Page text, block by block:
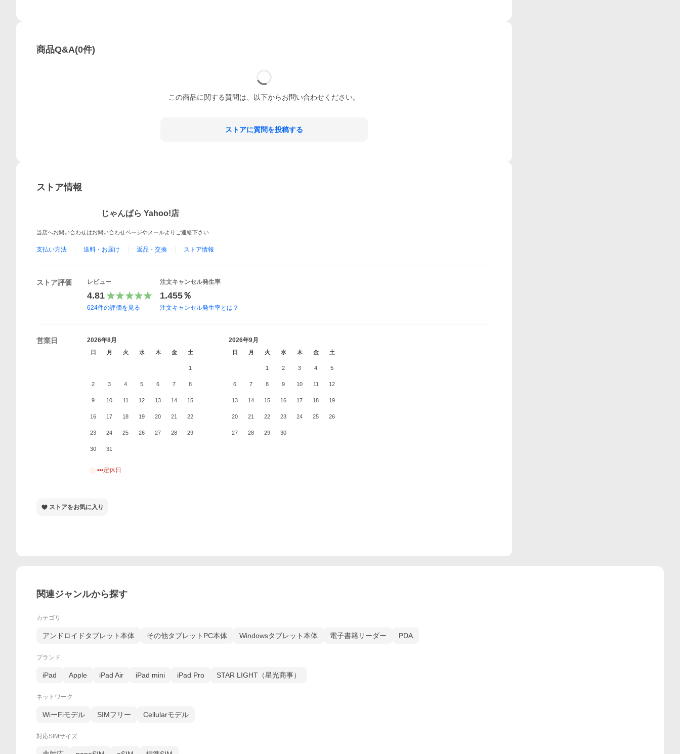
商品Q&A(0件)
この商品に関する質問は、以下からお問い合わせください。
ストアに質問を投稿する
ストア情報
じゃんぱら Yahoo!店
当店へお問い合わせはお問い合わせページやメールよりご連絡下さい
支払い方法 送料・お届け 返品・交換 ストア情報
ストア評価 レビュー
4.81
624件の評価を見る
注文キャンセル発生率
1.455％
注文キャンセル発生率とは？
営業日 2026年8月
日 月 火 水 木 金 土
1
2 3 4 5 6 7 8
9 10 11 12 13 14 15
16 17 18 19 20 21 22
23 24 25 26 27 28 29
30 31
2026年9月
日 月 火 水 木 金 土
1 2 3 4 5
6 7 8 9 10 11 12
13 14 15 16 17 18 19
20 21 22 23 24 25 26
27 28 29 30
•••定休日
ストアをお気に入り
関連ジャンルから探す
カテゴリ
アンドロイドタブレット本体 その他タブレットPC本体 Windowsタブレット本体 電子書籍リーダー PDA
ブランド
iPad Apple iPad Air iPad mini iPad Pro STAR LIGHT（星光商事）
ネットワーク
WiーFiモデル SIMフリー Cellularモデル
対応SIMサイズ